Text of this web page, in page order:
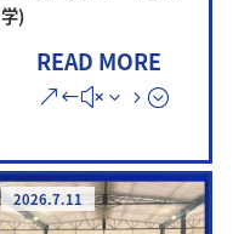
学)
READ MORE
2026.7.11